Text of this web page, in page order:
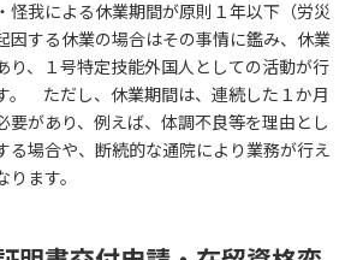
怪我による休業期間が原則１年以下（労災
因する休業の場合はその事情に鑑み、休業
り、１号特定技能外国人としての活動が行
。 ただし、休業期間は、連続した１か月
要があり、例えば、体調不良等を理由とし
る場合や、断続的な通院により業務が行え
ます。